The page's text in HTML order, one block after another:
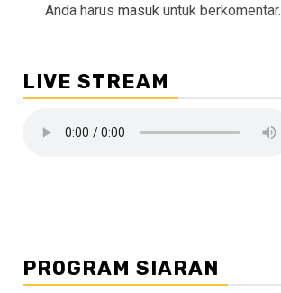
Anda harus masuk untuk berkomentar.
LIVE STREAM
PROGRAM SIARAN